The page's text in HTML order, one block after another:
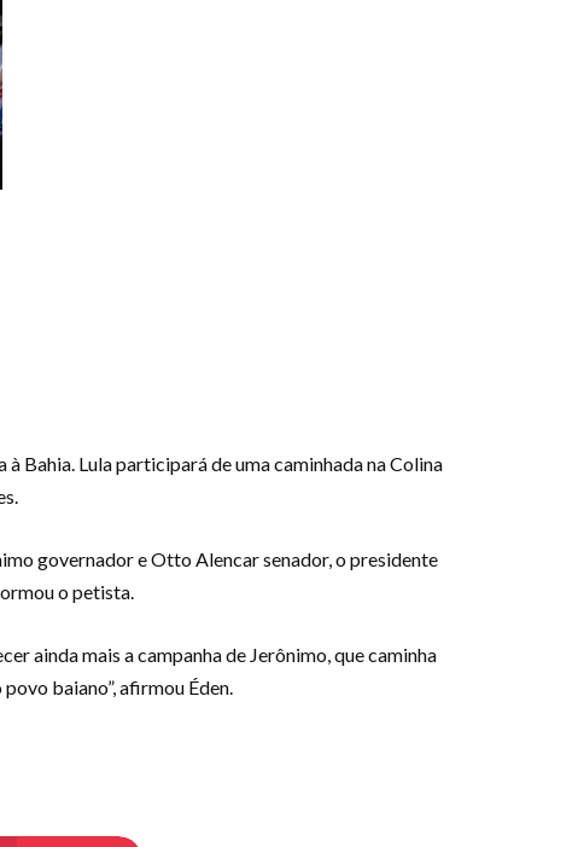
Bahia. Lula participará de uma caminhada na Colina
governador e Otto Alencar senador, o presidente
o petista.
ainda mais a campanha de Jerônimo, que caminha
baiano”, afirmou Éden.